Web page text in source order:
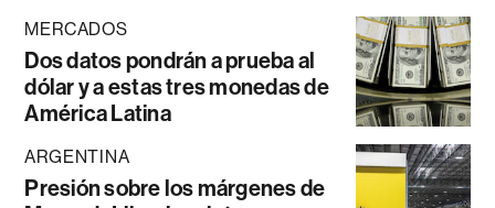
MERCADOS
Dos datos pondrán a prueba al
dólar y a estas tres monedas de
América Latina
ARGENTINA
Presión sobre los márgenes de